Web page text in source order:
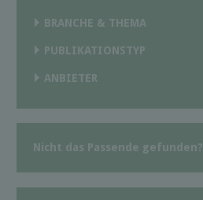
BRANCHE & THEMA
PUBLIKATIONSTYP
ANBIETER
Nicht das Passende gefunden?